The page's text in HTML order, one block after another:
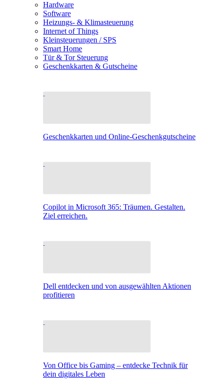
Hardware
Software
Heizungs- & Klimasteuerung
Internet of Things
Kleinsteuerungen / SPS
Smart Home
Tür & Tor Steuerung
Geschenkkarten & Gutscheine
Geschenkkarten und Online-Geschenkgutscheine
Copilot in Microsoft 365: Träumen. Gestalten.
Ziel erreichen.
Dell entdecken und von ausgewählten Aktionen
profitieren
Von Office bis Gaming – entdecke Technik für
dein digitales Leben